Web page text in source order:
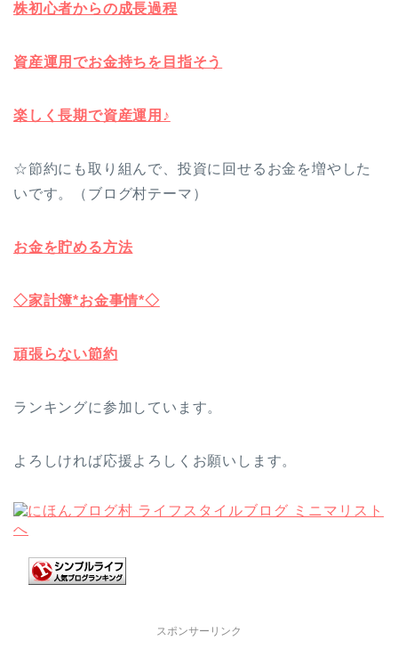
株初心者からの成長過程
資産運用でお金持ちを目指そう
楽しく長期で資産運用♪
☆節約にも取り組んで、投資に回せるお金を増やした
いです。（ブログ村テーマ）
お金を貯める方法
◇家計簿*お金事情*◇
頑張らない節約
ランキングに参加しています。
よろしければ応援よろしくお願いします。
スポンサーリンク